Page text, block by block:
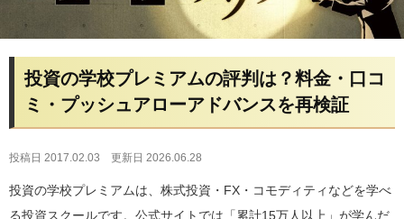
i
a
投資の学校プレミアムの評判は？料金・口コ
ミ・プッシュアローアドバンスを再検証
投稿日 2017.02.03 更新日 2026.06.28
投資の学校プレミアムは、株式投資・FX・コモディティなどを学べ
る投資スクールです。公式サイトでは「累計15万人以上」が学んだ